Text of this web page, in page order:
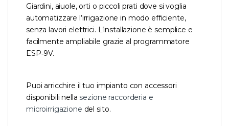
Giardini, aiuole, orti o piccoli prati dove si voglia
automatizzare l’irrigazione in modo efficiente,
senza lavori elettrici. L’installazione è semplice e
facilmente ampliabile grazie al programmatore
ESP‑9V.
Puoi arricchire il tuo impianto con accessori
disponibili nella sezione raccorderia e
microirrigazione del sito.